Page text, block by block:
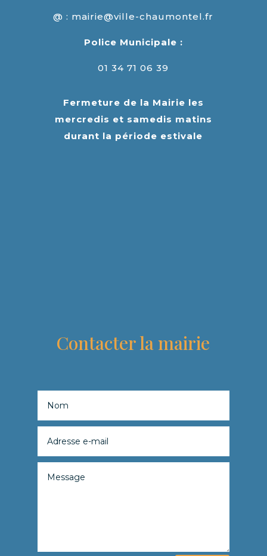
@ : mairie@ville-chaumontel.fr
Police Municipale :
01 34 71 06 39
Fermeture de la Mairie les
mercredis et samedis matins
durant la période estivale
Contacter la mairie